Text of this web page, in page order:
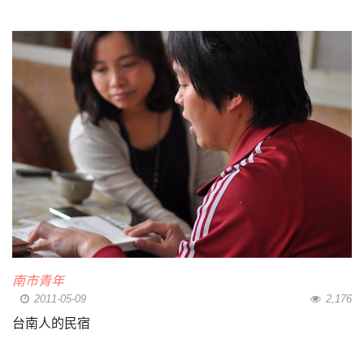
南市青年
2011-05-09 2,176
台南人的民宿